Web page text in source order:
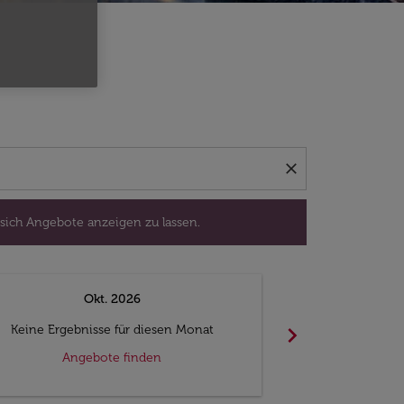
close
Angebote anzeigen zu lassen.
aus, um sich Angebote anzeigen zu lassen.
Okt. 2026
Keine Ergebnisse für diesen Monat
Angebote finden
chevron_right